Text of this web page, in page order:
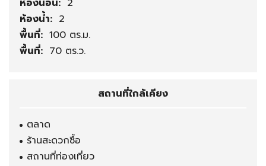
ห้องนอน: 2
ห้องน้ำ: 2
พื้นที่: 100 ตร.ม.
พื้นที่: 70 ตร.ว.
สถานที่ใกล้เคียง
ตลาด
ร้านสะดวกซื้อ
สถานที่ท่องเที่ยว